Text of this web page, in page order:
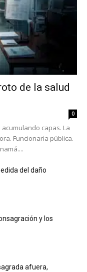
de la salud
0
capas. La
Funcionaria pública.
del daño
y los
afuera,